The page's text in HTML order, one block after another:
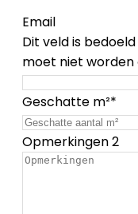
Email
Dit veld is
moet niet worden
Geschatte m²*
Opmerkingen 2